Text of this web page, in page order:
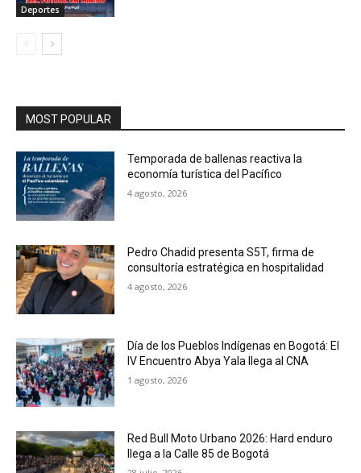
Deportes
MOST POPULAR
Temporada de ballenas reactiva la
economía turística del Pacífico
4 agosto, 2026
Pedro Chadid presenta S5T, firma de
consultoría estratégica en hospitalidad
4 agosto, 2026
Día de los Pueblos Indígenas en Bogotá: El
IV Encuentro Abya Yala llega al CNA
1 agosto, 2026
Red Bull Moto Urbano 2026: Hard enduro
llega a la Calle 85 de Bogotá